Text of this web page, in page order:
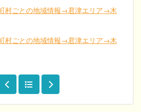
村ごとの地域情報→君津エリア→木
村ごとの地域情報→君津エリア→木